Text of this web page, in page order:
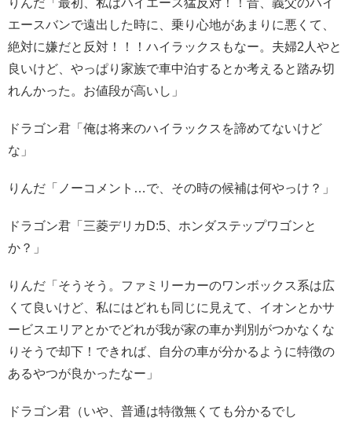
エースバンで遠出した時に、乗り心地があまりに悪くて、
絶対に嫌だと反対！！！ハイラックスもなー。夫婦2人やと
良いけど、やっぱり家族で車中泊するとか考えると踏み切
れんかった。お値段が高いし」
ドラゴン君「俺は将来のハイラックスを諦めてないけど
な」
りんだ「ノーコメント…で、その時の候補は何やっけ？」
ドラゴン君「三菱デリカD:5、ホンダステップワゴンと
か？」
りんだ「そうそう。ファミリーカーのワンボックス系は広
くて良いけど、私にはどれも同じに見えて、イオンとかサ
ービスエリアとかでどれが我が家の車か判別がつかなくな
りそうで却下！できれば、自分の車が分かるように特徴の
あるやつが良かったなー」
ドラゴン君（いや、普通は特徴無くても分かるでし